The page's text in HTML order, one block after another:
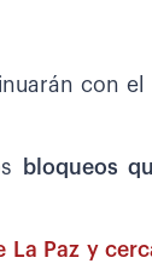
con el
bloqueos
La Paz y